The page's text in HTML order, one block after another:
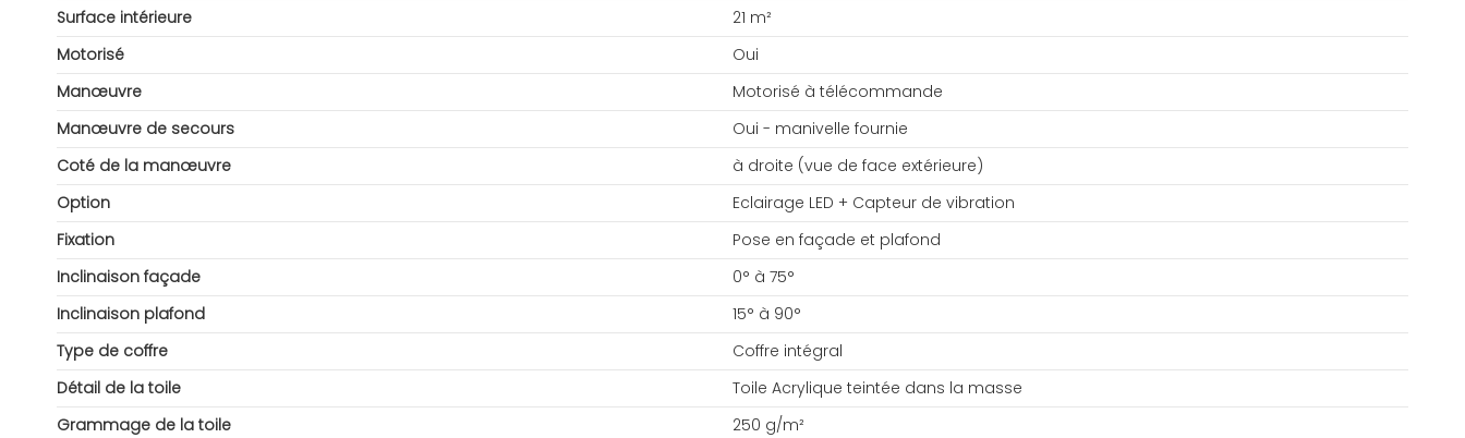
Surface intérieure
21 m²
Motorisé
Oui
Manœuvre
Motorisé à télécommande
Manœuvre de secours
Oui - manivelle fournie
Coté de la manœuvre
à droite (vue de face extérieure)
Option
Eclairage LED + Capteur de vibration
Fixation
Pose en façade et plafond
Inclinaison façade
0° à 75°
Inclinaison plafond
15° à 90°
Type de coffre
Coffre intégral
Détail de la toile
Toile Acrylique teintée dans la masse
Grammage de la toile
250 g/m²